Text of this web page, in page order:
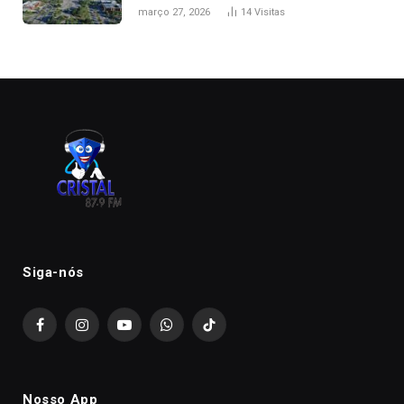
de folga na Semana Santa
março 27, 2026 14 Visitas
Siga-nós
FacebookInstagramYouTubeWhatsAppTikTok
Nosso App